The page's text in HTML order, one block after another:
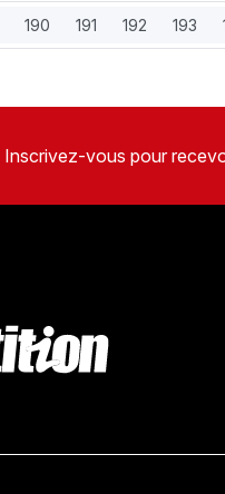
190 191 192 193
Inscrivez-vous pour